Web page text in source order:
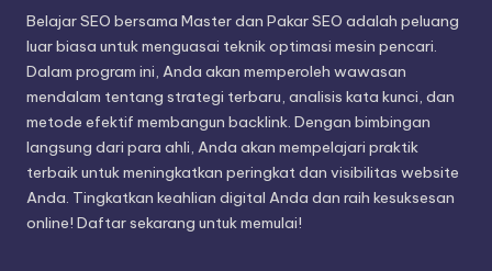
Belajar SEO bersama Master dan Pakar SEO adalah peluang
luar biasa untuk menguasai teknik optimasi mesin pencari.
Dalam program ini, Anda akan memperoleh wawasan
mendalam tentang strategi terbaru, analisis kata kunci, dan
metode efektif membangun backlink. Dengan bimbingan
langsung dari para ahli, Anda akan mempelajari praktik
terbaik untuk meningkatkan peringkat dan visibilitas website
Anda. Tingkatkan keahlian digital Anda dan raih kesuksesan
online! Daftar sekarang untuk memulai!